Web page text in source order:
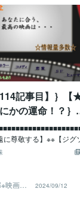
て下さい。最初は感情
なぜなら、意味不明に
感情の方が、圧倒的に
ネルギーも大きいからで
て見ぬふりしていると
力に負けてしまうんで
「とにかくイヤ！」を
ートに書きまくって、
ラーにしっかり聴いて
件でいろいろな意見や
交っていて、感情的な
に推測するものなど様
言われる人（会社）の
見れば、どのような経
れなりに推測はできる
恐れずに言うならば、
「関わり合う相手に恵
しか言いようがありま
念に思います。さてここ
が死を選ぶのはなぜか？
みたいと思います。私
これだな』と思い腹落
ったので、それを土台
係ある周囲からすれば悲
し、有名人であればそ
くなります。そして、
記事目】｝
かの運命！？
１０作目／映画
》】の公開日が
日☆★１０月１
のでこの機会に
シリーズの【※
に尊敬する】※※【ジグ
【COME！！BAC
ハイ！！みなさ
映画紹介人こと、STで
映画10
鑑賞済
2024/09/12